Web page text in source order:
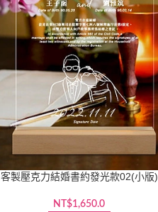
客製壓克力結婚書約發光款02(小版)
NT$1,650.0